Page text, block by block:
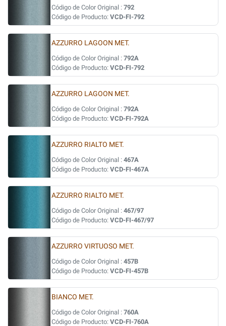
Código de Color Original : 792
Código de Producto: VCD-FI-792
AZZURRO LAGOON MET.
Código de Color Original : 792A
Código de Producto: VCD-FI-792
AZZURRO LAGOON MET.
Código de Color Original : 792A
Código de Producto: VCD-FI-792A
AZZURRO RIALTO MET.
Código de Color Original : 467A
Código de Producto: VCD-FI-467A
AZZURRO RIALTO MET.
Código de Color Original : 467/97
Código de Producto: VCD-FI-467/97
AZZURRO VIRTUOSO MET.
Código de Color Original : 457B
Código de Producto: VCD-FI-457B
BIANCO MET.
Código de Color Original : 760A
Código de Producto: VCD-FI-760A